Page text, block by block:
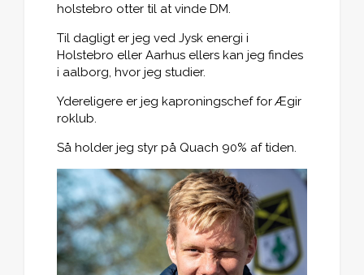
holstebro otter til at vinde DM.
Til dagligt er jeg ved Jysk energi i
Holstebro eller Aarhus ellers kan jeg findes
i aalborg, hvor jeg studier.
Ydereligere er jeg kaproningschef for Ægir
roklub.
Så holder jeg styr på Quach 90% af tiden.